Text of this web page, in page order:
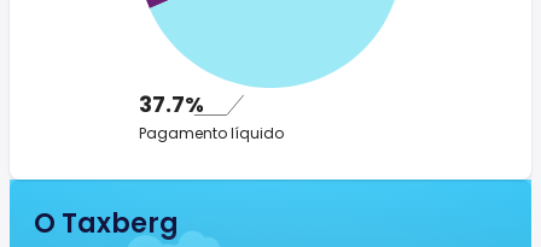
37.7%
Pagamento líquido
O Taxberg